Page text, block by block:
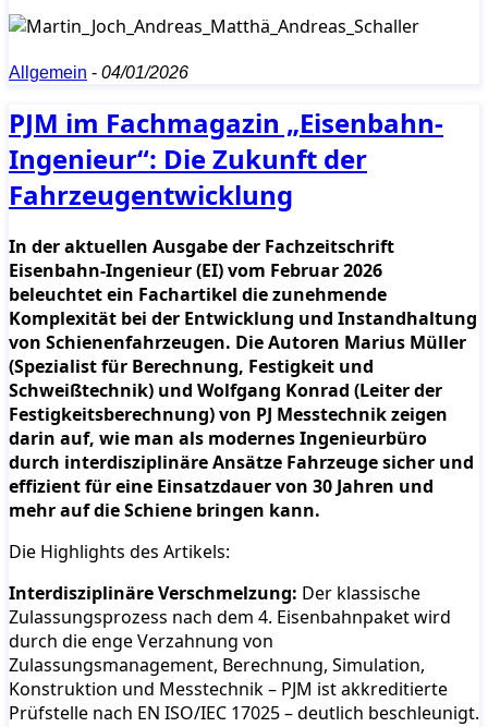
Allgemein - 04/01/2026
PJM im Fachmagazin „Eisenbahn-
Ingenieur“: Die Zukunft der
Fahrzeugentwicklung
In der aktuellen Ausgabe der Fachzeitschrift
Eisenbahn-Ingenieur (EI) vom Februar 2026
beleuchtet ein Fachartikel die zunehmende
Komplexität bei der Entwicklung und Instandhaltung
von Schienenfahrzeugen. Die Autoren Marius Müller
(Spezialist für Berechnung, Festigkeit und
Schweißtechnik) und Wolfgang Konrad (Leiter der
Festigkeitsberechnung) von PJ Messtechnik zeigen
darin auf, wie man als modernes Ingenieurbüro
durch interdisziplinäre Ansätze Fahrzeuge sicher und
effizient für eine Einsatzdauer von 30 Jahren und
mehr auf die Schiene bringen kann.
Die Highlights des Artikels:
Interdisziplinäre Verschmelzung: Der klassische
Zulassungsprozess nach dem 4. Eisenbahnpaket wird
durch die enge Verzahnung von
Zulassungsmanagement, Berechnung, Simulation,
Konstruktion und Messtechnik – PJM ist akkreditierte
Prüfstelle nach EN ISO/IEC 17025 – deutlich beschleunigt.